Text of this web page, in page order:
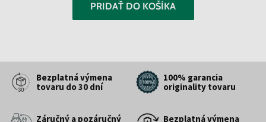
PRIDAŤ DO KOŠÍKA
Bezplatná výmena
tovaru do 30 dní
100% garancia
originality tovaru
Záručný a pozáručný
Bezplatná výmena